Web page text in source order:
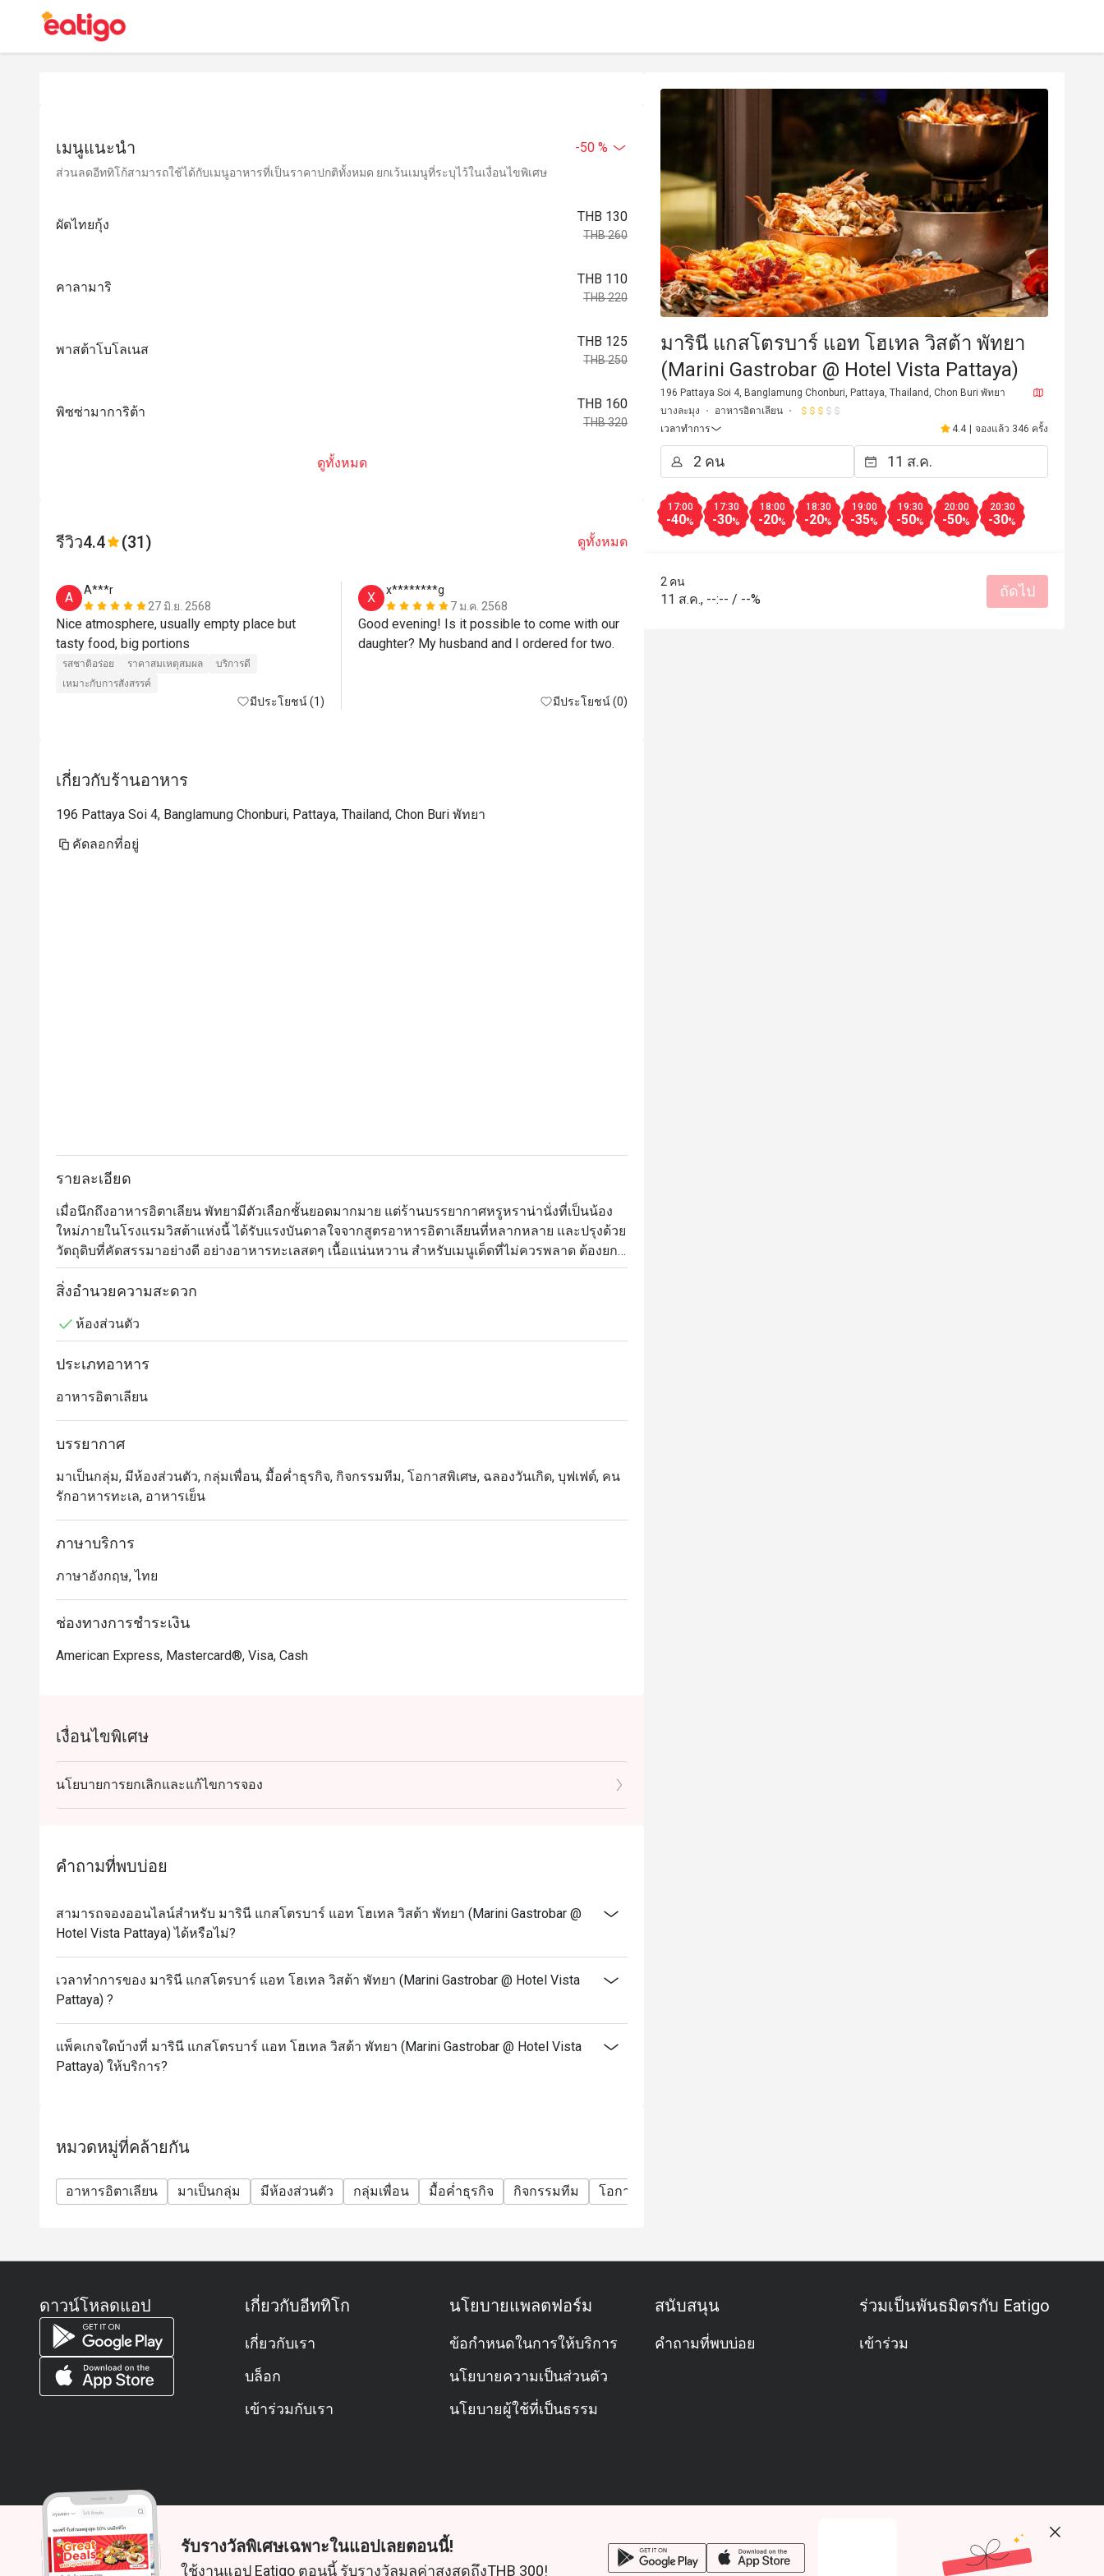
เมนูแนะนำ -50 %
ส่วนลดอีททิโก้สามารถใช้ได้กับเมนูอาหารที่เป็นราคาปกติทั้งหมด ยกเว้นเมนูที่ระบุไว้ในเงื่อนไขพิเศษ
ผัดไทยกุ้ง
THB 130
THB 260
คาลามาริ
THB 110
THB 220
พาสต้าโบโลเนส
THB 125
THB 250
พิซซ่ามาการิต้า
THB 160
THB 320
ดูทั้งหมด
รีวิว4.4 (31) ดูทั้งหมด
A
A***r
27 มิ.ย. 2568
Nice atmosphere, usually empty place but
รสชาติอร่อย ราคาสมเหตุสมผล
บริการดี
เหมาะกับการสังสรรค์
มีประโยชน์ (1)
X
x********g
7 ม.ค. 2568
Good evening! Is it possible to come with our
daughter? My husband and I ordered for two.
มีประโยชน์ (0)
P
23 ต.ค. 2567
k****r
เกี่ยวกับร้านอาหาร
196 Pattaya Soi 4, Banglamung Chonburi, Pattaya, Thailand, Chon Buri พัทยา
คัดลอกที่อยู่
รายละเอียด
เมื่อนึกถึงอาหารอิตาเลียน พัทยามีตัวเลือกชั้นยอดมากมาย แต่ร้านบรรยากาศหรูหราน่านั่งที่เป็นน้อง
ใหม่ภายในโรงแรมวิสต้าแห่งนี้ ได้รับแรงบันดาลใจจากสูตรอาหารอิตาเลียนที่หลากหลาย และปรุงด้วย
วัตถุดิบที่คัดสรรมาอย่างดี อย่างอาหารทะเลสดๆ เนื้อแน่นหวาน สำหรับเมนูเด็ดที่ไม่ควรพลาด ต้องยก
ให้พิซซ่าเตาถ่านหอมกรุ่นแป้งทำเอง ที่ประสบความสำเร็จอย่างยอดเยี่ยมตั้งแต่เปิดร้านวันแรก
สิ่งอำนวยความสะดวก
ห้องส่วนตัว
ประเภทอาหาร
อาหารอิตาเลียน
บรรยากาศ
มาเป็นกลุ่ม, มีห้องส่วนตัว, กลุ่มเพื่อน, มื้อค่ำธุรกิจ, กิจกรรมทีม, โอกาสพิเศษ, ฉลองวันเกิด, บุฟเฟต์, คน
รักอาหารทะเล, อาหารเย็น
ภาษาบริการ
ภาษาอังกฤษ, ไทย
ช่องทางการชำระเงิน
American Express, Mastercard®, Visa, Cash
เงื่อนไขพิเศษ
นโยบายการยกเลิกและแก้ไขการจอง
คำถามที่พบบ่อย
สามารถจองออนไลน์สำหรับ มารินี แกสโตรบาร์ แอท โฮเทล วิสต้า พัทยา (Marini Gastrobar @
Hotel Vista Pattaya) ได้หรือไม่?
เวลาทำการของ มารินี แกสโตรบาร์ แอท โฮเทล วิสต้า พัทยา (Marini Gastrobar @ Hotel Vista
Pattaya) ?
แพ็คเกจใดบ้างที่ มารินี แกสโตรบาร์ แอท โฮเทล วิสต้า พัทยา (Marini Gastrobar @ Hotel Vista
Pattaya) ให้บริการ?
หมวดหมู่ที่คล้ายกัน
อาหารอิตาเลียน มาเป็นกลุ่ม มีห้องส่วนตัว กลุ่มเพื่อน มื้อค่ำธุรกิจ กิจกรรมทีม โอกาสพิเศษ
มารินี แกสโตรบาร์ แอท โฮเทล วิสต้า พัทยา
(Marini Gastrobar @ Hotel Vista Pattaya)
196 Pattaya Soi 4, Banglamung Chonburi, Pattaya, Thailand, Chon Buri พัทยา
บางละมุง
อาหารอิตาเลียน
เวลาทำการ
4.4 | จองแล้ว 346 ครั้ง
17:00
-40%
17:30
-30%
18:00
-20%
18:30
-20%
19:00
-35%
19:30
-50%
20:00
-50%
20:30
-30%
2 คน
11 ส.ค., --:-- / --% ถัดไป
ดาวน์โหลดแอป เกี่ยวกับอีททิโก
เกี่ยวกับเรา
บล็อก
เข้าร่วมกับเรา
นโยบายแพลตฟอร์ม
ข้อกำหนดในการให้บริการ
นโยบายความเป็นส่วนตัว
นโยบายผู้ใช้ที่เป็นธรรม
สนับสนุน
คำถามที่พบบ่อย
ร่วมเป็นพันธมิตรกับ Eatigo
เข้าร่วม
© 2026 Zoek. สงวนลิขสิทธิ์
รับรางวัลพิเศษเฉพาะในแอปเลยตอนนี้!
ใช้งานแอป Eatigo ตอนนี้ รับรางวัลมูลค่าสูงสุดถึงTHB 300!